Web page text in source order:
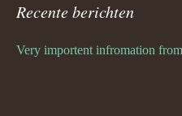
Recente berichten